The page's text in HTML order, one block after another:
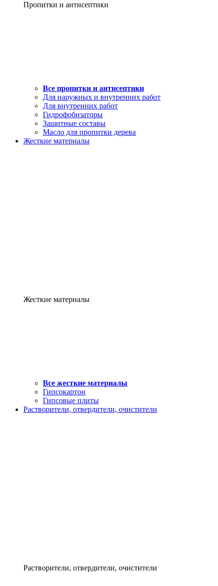
Пропитки и антисептики
Все пропитки и антисептики
Для наружных и внутренних работ
Для внутренних работ
Гидрофобизаторы
Защитные составы
Масло для пропитки дерева
Жесткие материалы
Жесткие материалы
Все жесткие материалы
Гипсокартон
Гипсовые плиты
Растворители, отвердители, очистители
Растворители, отвердители, очистители